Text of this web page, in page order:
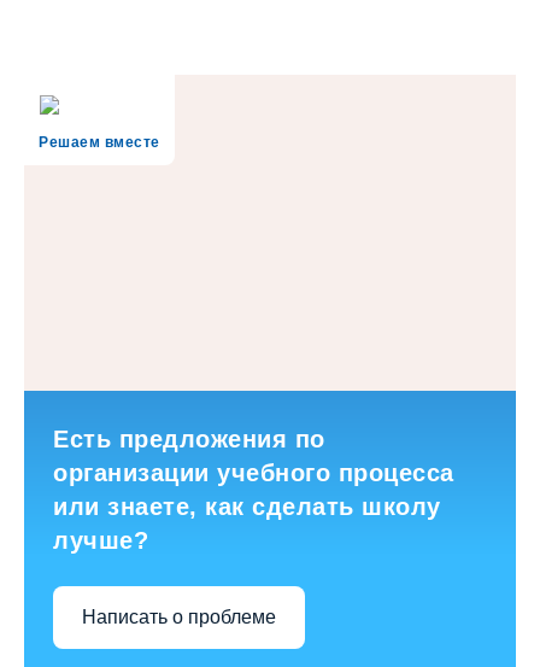
Решаем вместе
Есть предложения по
организации учебного процесса
или знаете, как сделать школу
лучше?
Написать о проблеме